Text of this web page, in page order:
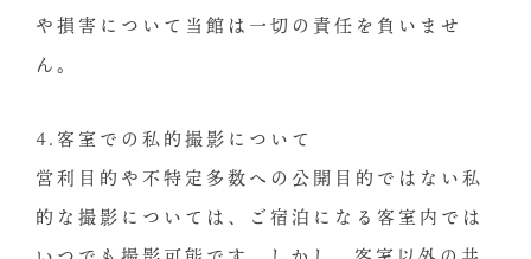
や損害について当館は一切の責任を負いませ
ん。
4.客室での私的撮影について
営利目的や不特定多数への公開目的ではない私
的な撮影については、ご宿泊になる客室内では